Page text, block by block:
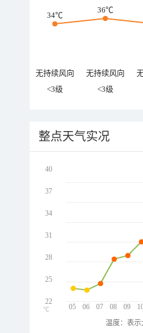
34℃
36℃
无持续风向 无持续风向
<3级
<3级
整点天气实况
05 06 07 08 09
40
37
34
31
28
25
22
℃
温度：表